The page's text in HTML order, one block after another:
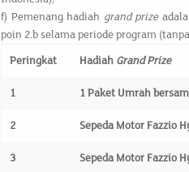
f) Pemenang hadiah grand prize
poin 2.b selama periode program
Peringkat
Hadiah Grand Prize
1 1 Paket Umrah
2 Sepeda Motor Fazzio
3 Sepeda Motor Fazzio